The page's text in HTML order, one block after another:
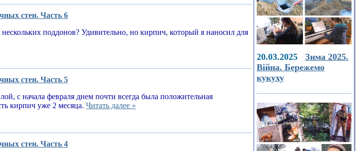
стен. Часть 6
поддонов? Удивительно, но кирпич, который я наносил для
стен. Часть 5
с начала февраля днем почти всегда была положительная
кирпич уже 2 месяца. Читать далее »
стен. Часть 4
20.03.2025 Зима 2025.
Війна. Бережемо
кукуху